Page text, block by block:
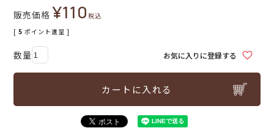
販売価格 ¥110税込
[ 5 ポイント進呈 ]
お気に入りに登録する
カートに入れる